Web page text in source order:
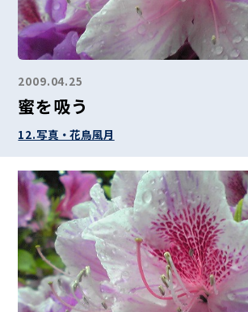
2009.04.25
蜜を吸う
12.写真・花鳥風月